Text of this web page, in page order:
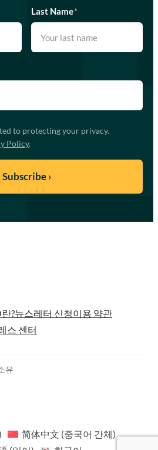
Last Name*
to protecting your privacy.
Policy.
?뉴스레터 신청이용 약관
스 센터
유
简体中文 (중국어 간체)